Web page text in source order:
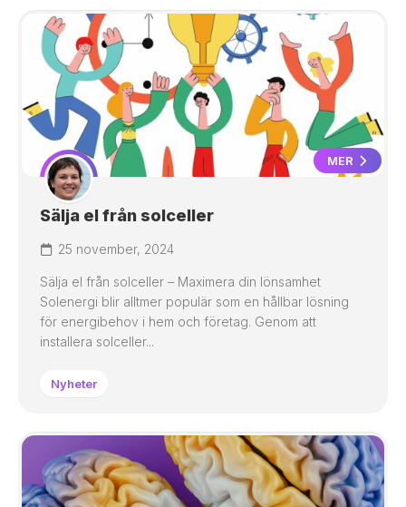
MER
Sälja el från solceller
25 november, 2024
Sälja el från solceller – Maximera din lönsamhet
Solenergi blir alltmer populär som en hållbar lösning
för energibehov i hem och företag. Genom att
installera solceller...
Nyheter